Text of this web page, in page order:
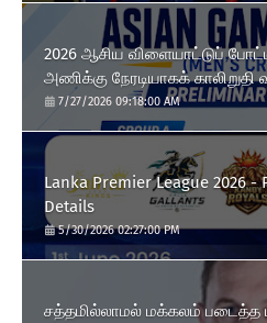
2026 ஆசிய விளையாட்டுப்
அணிக்கு நேரடியாகக் காலிறுதி
7/27/2026 09:18:00 AM
Lanka Premier League 2026 -
Details
5/30/2026 02:27:00 PM
சத்தமில்லாமல் மக்கலம் படைத்த